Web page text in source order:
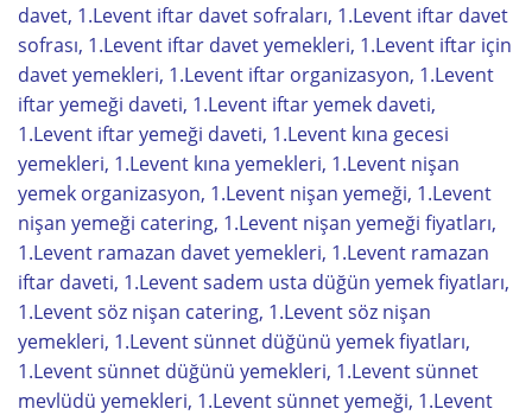
davet, 1.Levent iftar davet sofraları, 1.Levent iftar davet
sofrası, 1.Levent iftar davet yemekleri, 1.Levent iftar için
davet yemekleri, 1.Levent iftar organizasyon, 1.Levent
iftar yemeği daveti, 1.Levent iftar yemek daveti,
1.Levent iftar yemeği daveti, 1.Levent kına gecesi
yemekleri, 1.Levent kına yemekleri, 1.Levent nişan
yemek organizasyon, 1.Levent nişan yemeği, 1.Levent
nişan yemeği catering, 1.Levent nişan yemeği fiyatları,
1.Levent ramazan davet yemekleri, 1.Levent ramazan
iftar daveti, 1.Levent sadem usta düğün yemek fiyatları,
1.Levent söz nişan catering, 1.Levent söz nişan
yemekleri, 1.Levent sünnet düğünü yemek fiyatları,
1.Levent sünnet düğünü yemekleri, 1.Levent sünnet
mevlüdü yemekleri, 1.Levent sünnet yemeği, 1.Levent